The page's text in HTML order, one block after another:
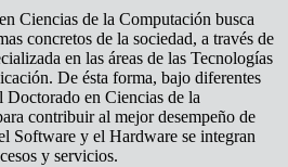
Ciencias de la Computación busca
concretos de la sociedad, a través de
en las áreas de las Tecnologías
De ésta forma, bajo diferentes
Doctorado en Ciencias de la
contribuir al mejor desempeño de
Software y el Hardware se integran
y servicios.